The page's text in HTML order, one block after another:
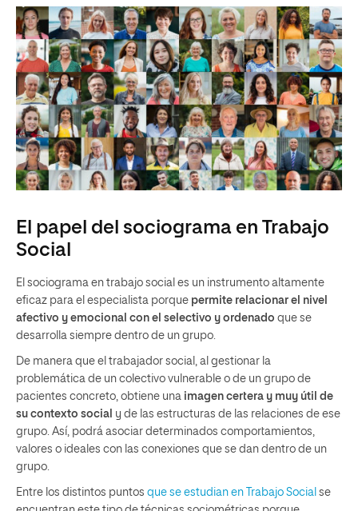
El papel del sociograma en Trabajo
Social
El sociograma en trabajo social es un instrumento altamente
eficaz para el especialista porque permite relacionar el nivel
afectivo y emocional con el selectivo y ordenado que se
desarrolla siempre dentro de un grupo.
De manera que el trabajador social, al gestionar la
problemática de un colectivo vulnerable o de un grupo de
pacientes concreto, obtiene una imagen certera y muy útil de
su contexto social y de las estructuras de las relaciones de ese
grupo. Así, podrá asociar determinados comportamientos,
valores o ideales con las conexiones que se dan dentro de un
grupo.
Entre los distintos puntos que se estudian en Trabajo Social se